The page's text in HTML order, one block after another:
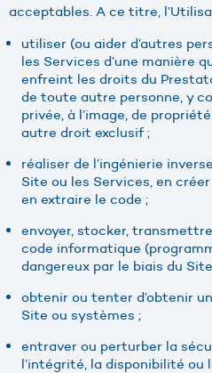
acceptables. A ce titre,
utiliser (ou aider d’autres
les Services d’une manière
enfreint les droits du
de toute autre personne, y
privée, à l’image, de
autre droit exclusif ;
réaliser de l’ingénierie
Site ou les Services, en
en extraire le code ;
envoyer, stocker,
code informatique
dangereux par le biais du
obtenir ou tenter d’obtenir
Site ou systèmes ;
entraver ou perturber la
l’intégrité, la disponibilité